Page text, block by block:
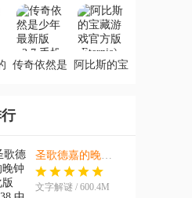
语官方版
传奇依然是
阿比斯的宝
圣歌德嘉的晚钟汉化版
文字解谜 / 600.4M